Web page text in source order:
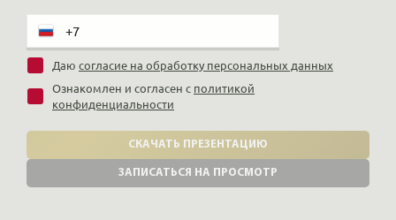
Даю согласие на обработку персональных данных
Ознакомлен и согласен с политикой
конфиденциальности
СКАЧАТЬ ПРЕЗЕНТАЦИЮ
ЗАПИСАТЬСЯ НА ПРОСМОТР